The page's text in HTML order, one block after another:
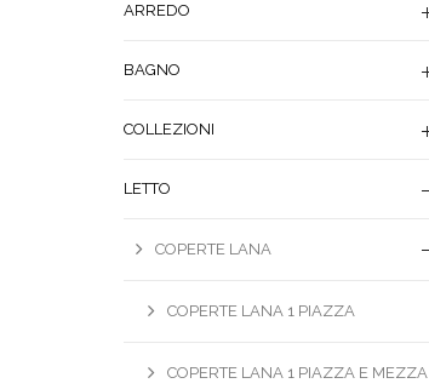
ARREDO
BAGNO
COLLEZIONI
LETTO
COPERTE LANA
COPERTE LANA 1 PIAZZA
COPERTE LANA 1 PIAZZA E MEZZA